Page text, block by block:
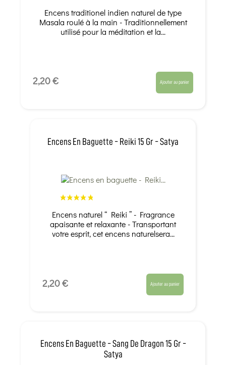
Encens traditionel indien naturel de type
Masala roulé à la main - Traditionnellement
utilisé pour la méditation et la...
2,20 € Ajouter au panier
Encens En Baguette - Reiki 15 Gr - Satya
Encens naturel “ Reiki ” - Fragrance
apaisante et relaxante - Transportant
votre esprit, cet encens naturelsera...
2,20 € Ajouter au panier
Encens En Baguette - Sang De Dragon 15 Gr -
Satya